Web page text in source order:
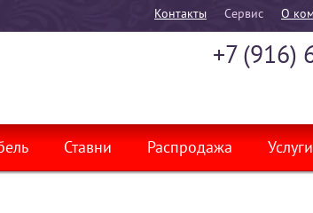
Контакты Cервис О
+7 (916)
Ставни Распродажа Услуги